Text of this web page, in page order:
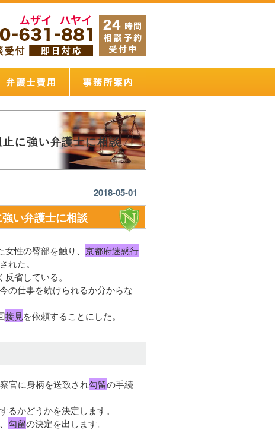
に強い弁護士に相談
2018-05-01
い弁護士に相談
性の臀部を触り、 京都府迷惑行
された。
省している。
の仕事を続けられるか分からな
接見を依頼することにした。
官に身柄を送致され勾留の手続
するかどうかを決定します。
勾留の決定を出します。